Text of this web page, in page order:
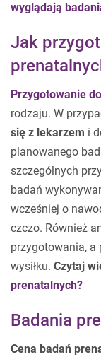
wyglądają
Jak
Przygotowanie
rodzaju. W
się z lekarzem i
planowanego
szczególnych
badań
wcześniej o
czczo. Również
przygotowania, a
wysiłku. Czytaj
prenatalnych?
Badania
Cena badań